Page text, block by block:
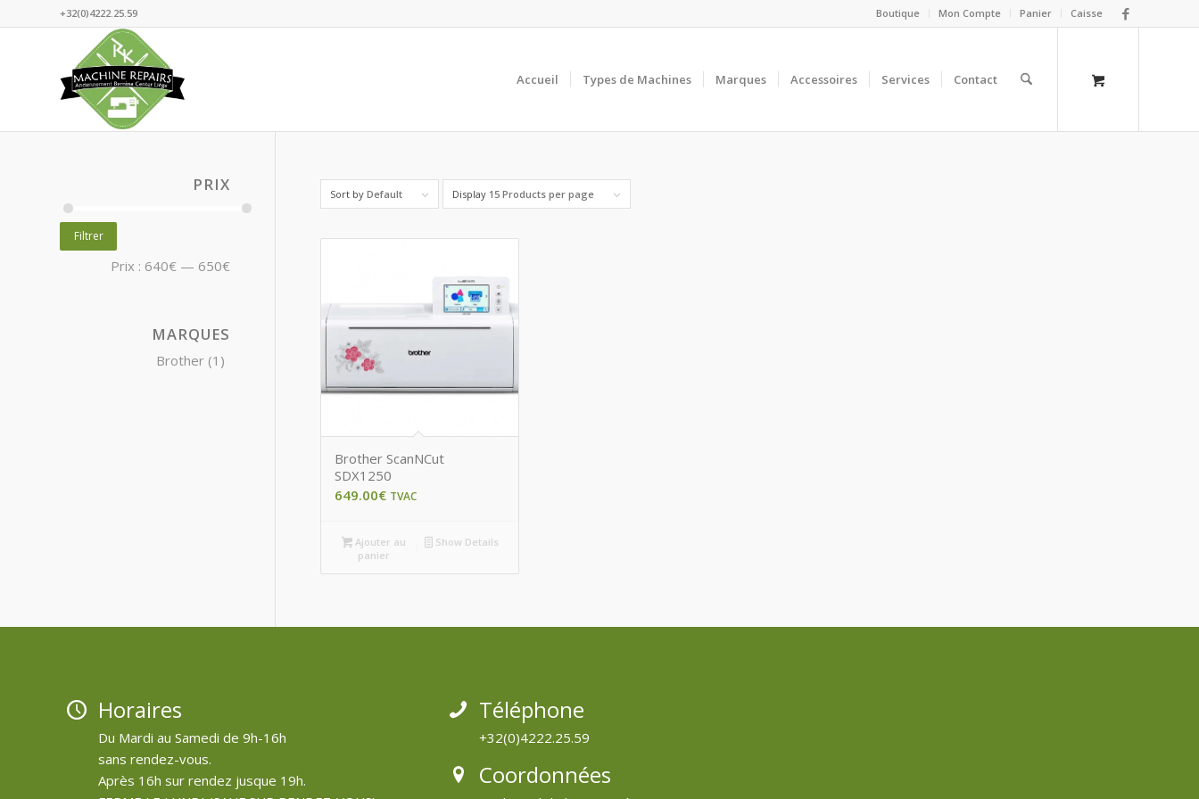
Boutique Mon Compte Panier Caisse
+32(0)4222.25.59
Accueil Types de Machines Marques Accessoires Services Contact
Sort by Default Display 15 Products per page
Brother ScanNCut
SDX1250
649.00€ TVAC
Ajouter au
panier
Show Details
PRIX
Filtrer
Prix : 640€ — 650€
MARQUES
Brother (1)
Horaires
Du Mardi au Samedi de 9h-16h
sans rendez-vous.
Après 16h sur rendez jusque 19h.
Téléphone
+32(0)4222.25.59
Coordonnées